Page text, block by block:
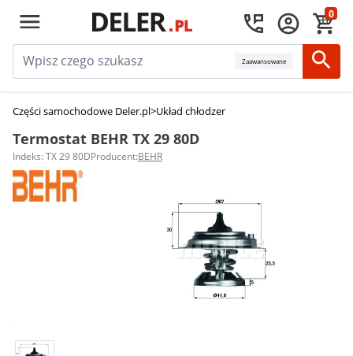
0
Zaawansowane
Części samochodowe Deler.pl>Układ chłodzenia silnika
Termostat BEHR TX 29 80D
Indeks: TX 29 80DProducent:BEHR